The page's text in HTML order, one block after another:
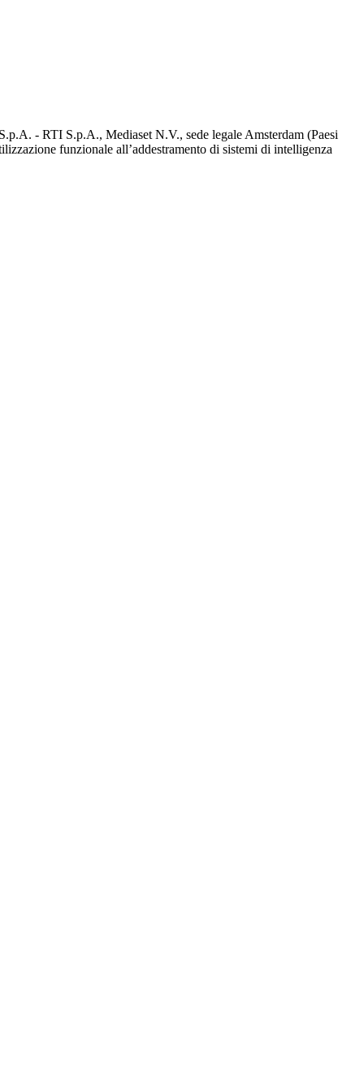
- RTI S.p.A., Mediaset N.V., sede legale Amsterdam (Paesi
funzionale all’addestramento di sistemi di intelligenza